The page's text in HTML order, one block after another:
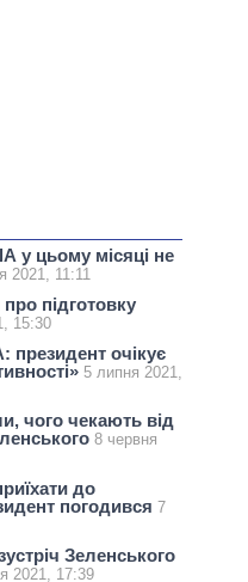
у цьому місяці не
2021, 11:11
підготовку
15:30
президент очікує
5 липня 2021,
чого чекають від
8 червня
до
погодився 7
Зеленського
2021, 17:39